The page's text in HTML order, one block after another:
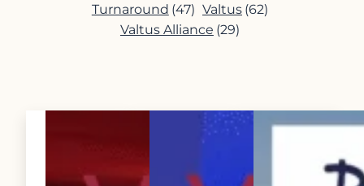
Turnaround (47) Valtus (62)
Valtus Alliance (29)